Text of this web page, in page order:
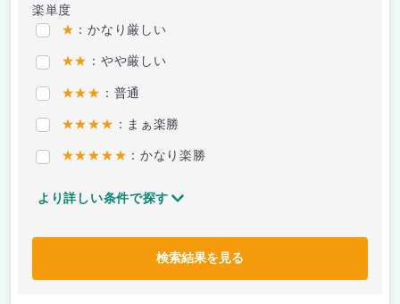
楽単度
★ ：かなり厳しい
★★ ：やや厳しい
★★★ ：普通
★★★★ ：まぁ楽勝
★★★★★ ：かなり楽勝
より詳しい条件で探す
検索結果を見る